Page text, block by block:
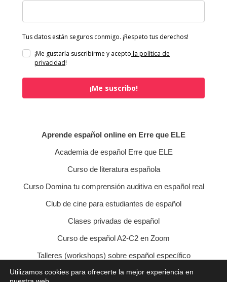
Tus datos están seguros conmigo. ¡Respeto tus derechos!
¡Me gustaría suscribirme y acepto la política de
privacidad!
¡Me suscribo!
Aprende español online en Erre que ELE
Academia de español Erre que ELE
Curso de literatura española
Curso Domina tu comprensión auditiva en español real
Club de cine para estudiantes de español
Clases privadas de español
Curso de español A2-C2 en Zoom
Talleres (workshops) sobre español específico
Curso de conversación veraniego
Utilizamos cookies para ofrecerte la mejor experiencia en